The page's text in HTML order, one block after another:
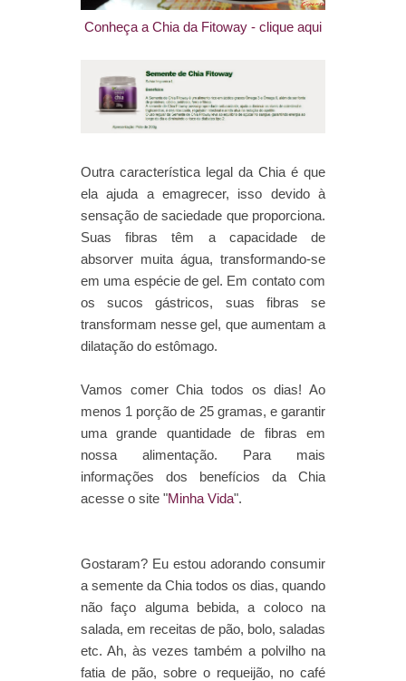
Conheça a Chia da Fitoway - clique aqui
Outra característica legal da Chia é que
ela ajuda a emagrecer, isso devido à
sensação de saciedade que proporciona.
Suas fibras têm a capacidade de
absorver muita água, transformando-se
em uma espécie de gel. Em contato com
os sucos gástricos, suas fibras se
transformam nesse gel, que aumentam a
dilatação do estômago.
Vamos comer Chia todos os dias! Ao
menos 1 porção de 25 gramas, e garantir
uma grande quantidade de fibras em
nossa alimentação. Para mais
informações dos benefícios da Chia
acesse o site "Minha Vida".
Gostaram? Eu estou adorando consumir
a semente da Chia todos os dias, quando
não faço alguma bebida, a coloco na
salada, em receitas de pão, bolo, saladas
etc. Ah, às vezes também a polvilho na
fatia de pão, sobre o requeijão, no café